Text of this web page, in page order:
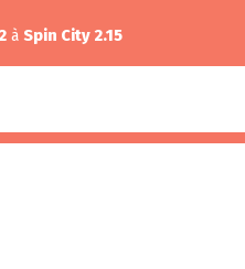
Vic24a noté